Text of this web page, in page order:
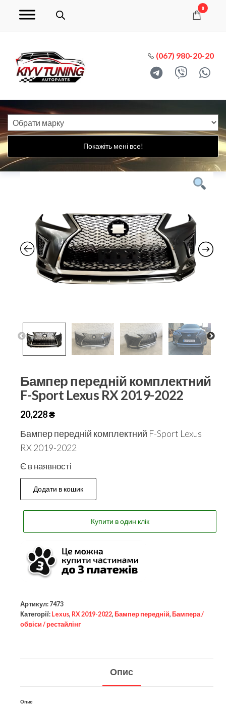
0
(067) 980-20-20
Покажіть мені все!
Бампер передній комплектний
F-Sport Lexus RX 2019-2022
20,228₴
Бампер передній комплектний F-Sport Lexus
RX 2019-2022
Є в наявності
Додати в кошик
Купити в один клік
Артикул: 7473
Категорії: Lexus, RX 2019-2022, Бампер передній, Бампера /
обвіси / рестайлінг
Опис
Опис